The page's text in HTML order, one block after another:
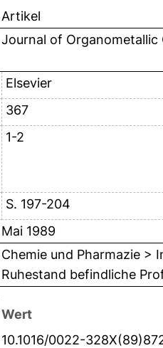
Artikel
Journal of Organometallic
Elsevier
367
1-2
S. 197-204
Mai 1989
Chemie und Pharmazie >
Ruhestand befindliche
Wert
10.1016/0022-